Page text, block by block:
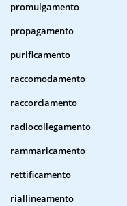
promulgamento
propagamento
purificamento
raccomodamento
raccorciamento
radiocollegamento
rammaricamento
rettificamento
riallineamento